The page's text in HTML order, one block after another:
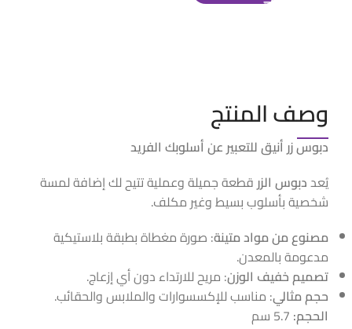
وصف المنتج
دبوس زر أنيق للتعبير عن أسلوبك الفريد
يُعددبوس الزرقطعة جميلة وعملية تتيح لك إضافة لمسة
شخصية بأسلوب بسيط وغير مكلف.
مصنوع من مواد متينة: صورة مغطاة بطبقة بلاستيكية
مدعومة بالمعدن.
تصميم خفيف الوزن: مريح للارتداء دون أي إزعاج.
حجم مثالي: مناسب للإكسسوارات والملابس والحقائب.
الحجم: